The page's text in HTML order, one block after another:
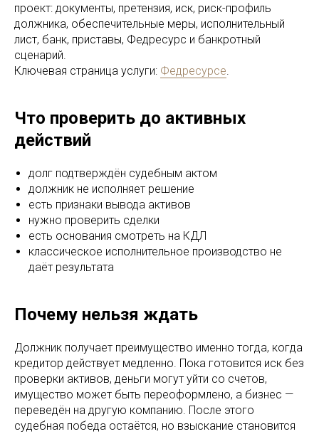
проект: документы, претензия, иск, риск-профиль
должника, обеспечительные меры, исполнительный
лист, банк, приставы, Федресурс и банкротный
сценарий.
Ключевая страница услуги: Федресурсе.
Что проверить до активных
действий
долг подтверждён судебным актом
должник не исполняет решение
есть признаки вывода активов
нужно проверить сделки
есть основания смотреть на КДЛ
классическое исполнительное производство не
даёт результата
Почему нельзя ждать
Должник получает преимущество именно тогда, когда
кредитор действует медленно. Пока готовится иск без
проверки активов, деньги могут уйти со счетов,
имущество может быть переоформлено, а бизнес —
переведён на другую компанию. После этого
судебная победа остаётся, но взыскание становится